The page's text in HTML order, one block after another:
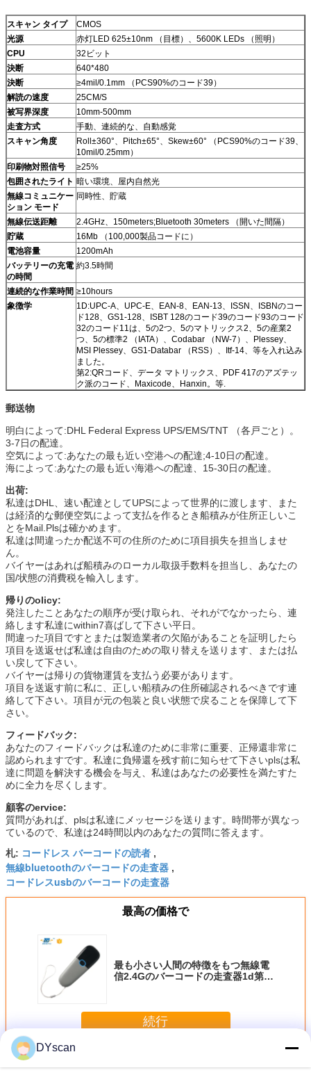
スキャン タイプ
CMOS
光源
赤灯LED 625±10nm （目標）、5600K LEDs （照明）
CPU
32ビット
決断
640*480
決断
≥4mil/0.1mm （PCS90%のコード39）
解読の速度
25CM/S
被写界深度
10mm-500mm
走査方式
手動、連続的な、自動感覚
スキャン角度
Roll±360°、Pitch±65°、Skew±60° （PCS90%のコード39、
10mil/0.25mm）
印刷物対照信号
≥25%
包囲されたライト 暗い環境、屋内自然光
無線コミュニケー
ション モード
同時性、貯蔵
無線伝送距離
2.4GHz、150meters;Bluetooth 30meters （開いた間隔）
貯蔵
16Mb （100,000製品コードに）
電池容量
1200mAh
バッテリーの充電
の時間
約3.5時間
連続的な作業時間 ≥10hours
象徴学
1D:UPC-A、UPC-E、EAN-8、EAN-13、ISSN、ISBNのコー
ド128、GS1-128、ISBT 128のコード39のコード93のコード
32のコード11は、5の2つ、5のマトリックス2、5の産業2
つ、5の標準2 （IATA）、Codabar （NW-7）、Plessey、
MSI Plessey、GS1-Databar （RSS）、Itf-14、等を入れ込み
ました。
第2:QRコード、データ マトリックス、PDF 417のアズテッ
ク派のコード、Maxicode、Hanxin。等.
郵送物
明白によって:DHL Federal Express UPS/EMS/TNT （各戸ごと）。
3-7日の配達。
空気によって:あなたの最も近い空港への配達;4-10日の配達。
海によって:あなたの最も近い海港への配達、15-30日の配達。
出荷:
私達はDHL、速い配達としてUPSによって世界的に渡します、また
は経済的な郵便空気によって支払を作るとき船積みが住所正しいこ
とをMail.Plsは確かめます。
私達は間違ったか配送不可の住所のために項目損失を担当しませ
ん。
バイヤーはあれば船積みのローカル取扱手数料を担当し、あなたの
国/状態の消費税を輸入します。
帰りのolicy:
発注したことあなたの順序が受け取られ、それがでなかったら、連
絡します私達にwithin7喜ばして下さい平日。
間違った項目ですとまたは製造業者の欠陥があることを証明したら
項目を送返せば私達は自由のための取り替えを送ります、または払
い戻して下さい。
バイヤーは帰りの貨物運賃を支払う必要があります。
項目を送返す前に私に、正しい船積みの住所確認されるべきです連
絡して下さい。項目が元の包装と良い状態で戻ることを保障して下
さい。
フィードバック:
あなたのフィードバックは私達のために非常に重要、正帰還非常に
認められますです。私達に負帰還を残す前に知らせて下さいplsは私
達に問題を解決する機会を与え、私達はあなたの必要性を満たすた
めに全力を尽くします。
顧客のervice:
質問があれば、plsは私達にメッセージを送ります。時間帯が異なっ
ているので、私達は24時間以内のあなたの質問に答えます。
札: コードレス バーコードの読者 ,
無線bluetoothのバーコードの走査器 ,
コードレスusbのバーコードの走査器
最高の価格で
最も小さい人間の特徴をもつ無線電
信2.4Gのバーコードの走査器1d第2
続行
多くワイヤレスバーコードスキャナ
DYscan